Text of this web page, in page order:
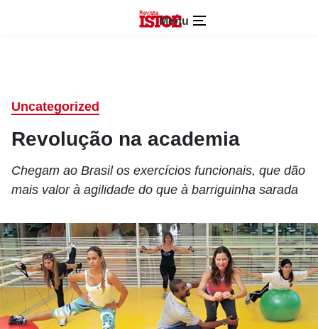
Menu
Uncategorized
Revolução na academia
Chegam ao Brasil os exercícios funcionais, que dão
mais valor à agilidade do que à barriguinha sarada